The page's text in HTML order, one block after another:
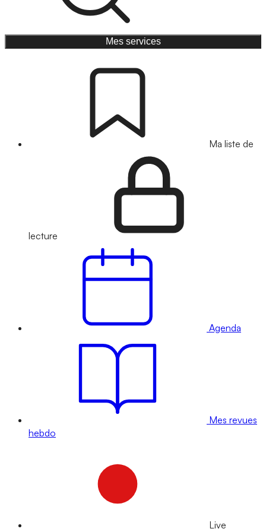
Mes services
Ma liste de
lecture
Agenda
Mes revues
hebdo
Live